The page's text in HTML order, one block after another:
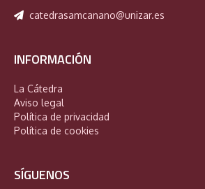
catedrasamcanano@unizar.es
INFORMACIÓN
La Cátedra
Aviso legal
Política de privacidad
Política de cookies
SÍGUENOS